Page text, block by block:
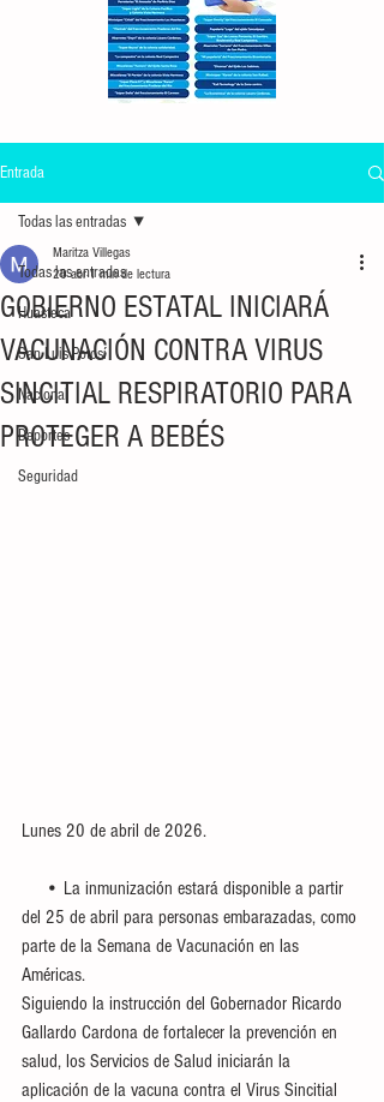
Entrada
Todas las entradas
Huasteca
San Luis Potosí
Nacional
Deportes
Seguridad
Todas las entradas
GOBIERNO ESTATAL INICIARÁ
VACUNACIÓN CONTRA VIRUS
SINCITIAL RESPIRATORIO PARA
PROTEGER A BEBÉS
Maritza Villegas
20 abr1 min de lectura
Lunes 20 de abril de 2026.
del 25 de abril para personas embarazadas, como
parte de la Semana de Vacunación en las
Américas.
Siguiendo la instrucción del Gobernador Ricardo
Gallardo Cardona de fortalecer la prevención en
salud, los Servicios de Salud iniciarán la
aplicación de la vacuna contra el Virus Sincitial